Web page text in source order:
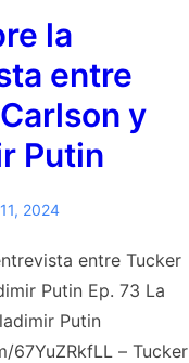
la
entre
y
Putin
2024
entre Tucker
Putin Ep. 73 La
Putin
67YuZRkfLL – Tucker